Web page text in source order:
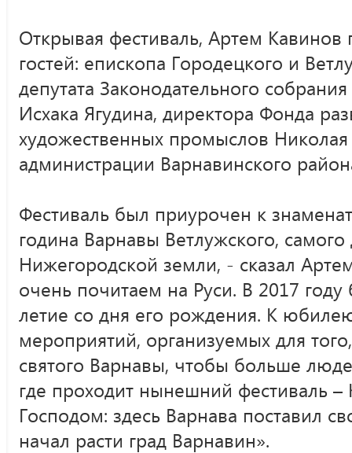
Открывая фестиваль, Артем Кавинов
гостей: епископа Городецкого и
депутата Законодательного
Исхака Ягудина, директора Фонда
художественных промыслов
администрации Варнавинского
Фестиваль был приурочен к
година Варнавы Ветлужского,
Нижегородской земли, - сказал
очень почитаем на Руси. В 2017 году
летие со дня его рождения. К
мероприятий, организуемых для
святого Варнавы, чтобы больше
где проходит нынешний фестиваль
Господом: здесь Варнава поставил
начал расти град Варнавин».